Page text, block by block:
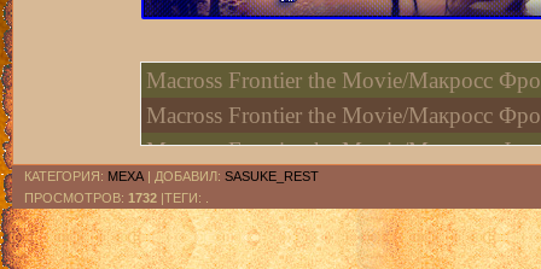
Macross Frontier the Movie/Макросс
Macross Frontier the Movie/Макросс
Macross Frontier the Movie/Макросс
КАТЕГОРИЯ: МЕХА | ДОБАВИЛ: SASUKE_REST
ПРОСМОТРОВ: 1732 |ТЕГИ: .